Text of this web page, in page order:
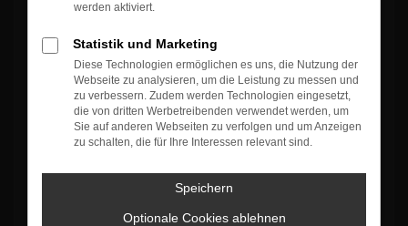
Es wird versucht, Inhalte vonwww.google.com zu laden. Dabei
können Daten an Dritte weitergegeben werden. Wenn Sie damit
einverstanden sind, klicken Sie bitte auf "Bestätigen".
Bestätigen
werden aktiviert.
Statistik und Marketing
Diese Technologien ermöglichen es uns, die Nutzung der
Webseite zu analysieren, um die Leistung zu messen und
zu verbessern. Zudem werden Technologien eingesetzt,
die von dritten Werbetreibenden verwendet werden, um
Sie auf anderen Webseiten zu verfolgen und um Anzeigen
zu schalten, die für Ihre Interessen relevant sind.
Speichern
Optionale Cookies ablehnen